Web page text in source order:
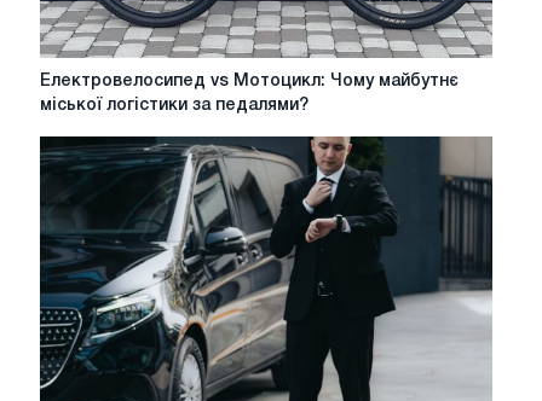
Електровелосипед
vs
Чому
майбутнє
міської
логістики
за
педалями?
Електровелосипед vs Мотоцикл: Чому майбутнє
міської логістики за педалями?